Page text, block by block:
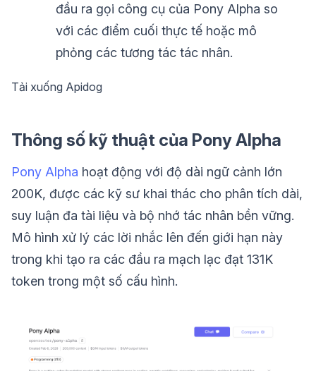
đầu ra gọi công cụ của Pony Alpha so
với các điểm cuối thực tế hoặc mô
phỏng các tương tác tác nhân.
Tải xuống Apidog
Thông số kỹ thuật của Pony Alpha
Pony Alpha hoạt động với độ dài ngữ cảnh lớn
200K, được các kỹ sư khai thác cho phân tích dài,
suy luận đa tài liệu và bộ nhớ tác nhân bền vững.
Mô hình xử lý các lời nhắc lên đến giới hạn này
trong khi tạo ra các đầu ra mạch lạc đạt 131K
token trong một số cấu hình.